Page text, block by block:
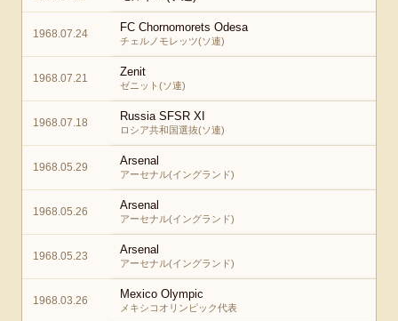
1968.07.24 FC Chornomorets Odesa
チェルノモレッツ(ソ連)
1968.07.21 Zenit
ゼニット(ソ連)
1968.07.18 Russia SFSR XI
ロシア共和国選抜(ソ連)
1968.05.29 Arsenal
アーセナル(イングランド)
1968.05.26 Arsenal
アーセナル(イングランド)
1968.05.23 Arsenal
アーセナル(イングランド)
1968.03.26 Mexico Olympic
メキシコオリンピック代表